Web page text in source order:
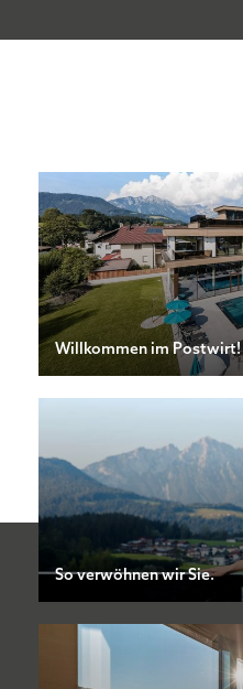
Willkommen im Postwirt!
So verwöhnen wir Sie.